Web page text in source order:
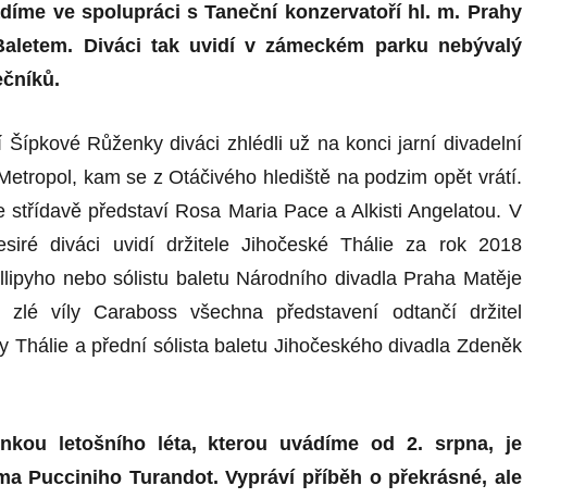
ve spolupráci s Taneční konzervatoří hl. m. Prahy
Diváci tak uvidí v zámeckém parku nebývalý
Šípkové Růženky diváci zhlédli už na konci jarní divadelní
kam se z Otáčivého hlediště na podzim opět vrátí.
střídavě představí Rosa Maria Pace a Alkisti Angelatou. V
diváci uvidí držitele Jihočeské Thálie za rok 2018
nebo sólistu baletu Národního divadla Praha Matěje
víly Caraboss všechna představení odtančí držitel
Thálie a přední sólista baletu Jihočeského divadla Zdeněk
letošního léta, kterou uvádíme od 2. srpna, je
Pucciniho Turandot. Vypráví příběh o překrásné, ale